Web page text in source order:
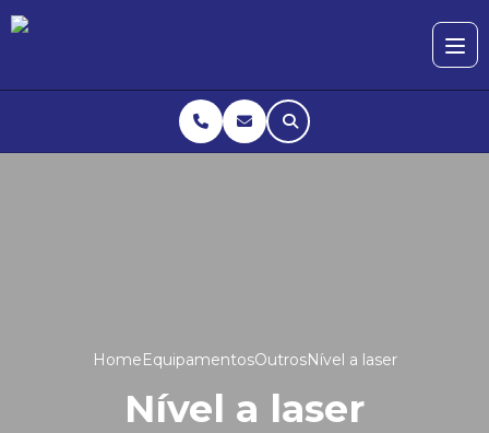
HomeEquipamentosOutrosNível a laser
Nível a laser